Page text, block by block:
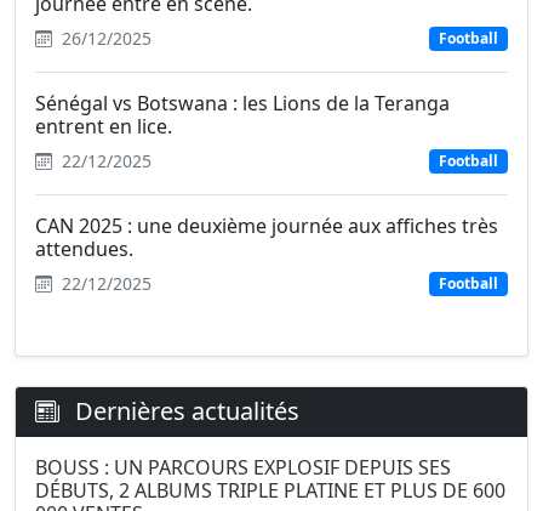
26/12/2025 Football
Sénégal vs Botswana : les Lions de la Teranga
entrent en lice.
22/12/2025 Football
CAN 2025 : une deuxième journée aux affiches très
attendues.
22/12/2025 Football
Dernières actualités
BOUSS : UN PARCOURS EXPLOSIF DEPUIS SES
DÉBUTS, 2 ALBUMS TRIPLE PLATINE ET PLUS DE 600